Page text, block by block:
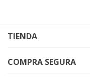
TIENDA
COMPRA SEGURA